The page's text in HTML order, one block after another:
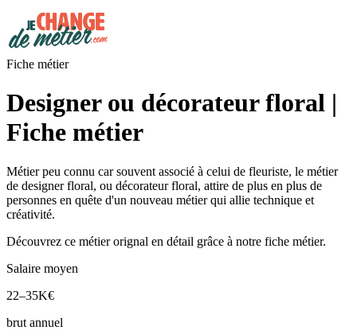
Fiche métier
Designer ou décorateur floral |
Fiche métier
Métier peu connu car souvent associé à celui de fleuriste, le métier
de designer floral, ou décorateur floral, attire de plus en plus de
personnes en quête d'un nouveau métier qui allie technique et
créativité.
Découvrez ce métier orignal en détail grâce à notre fiche métier.
Salaire moyen
22–35K€
brut annuel